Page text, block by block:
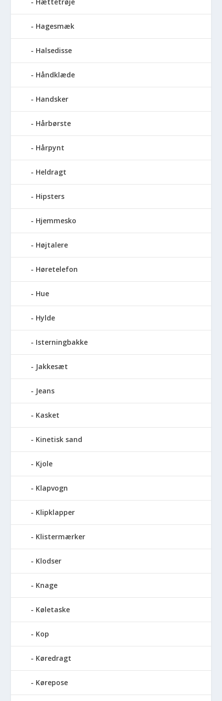
Hagesmæk
Halsedisse
Håndklæde
Handsker
Hårbørste
Hårpynt
Heldragt
Hipsters
Hjemmesko
Højtalere
Høretelefon
Hue
Hylde
Isterningbakke
Jakkesæt
Jeans
Kasket
Kinetisk sand
Kjole
Klapvogn
Klipklapper
Klistermærker
Klodser
Knage
Køletaske
Kop
Køredragt
Kørepose